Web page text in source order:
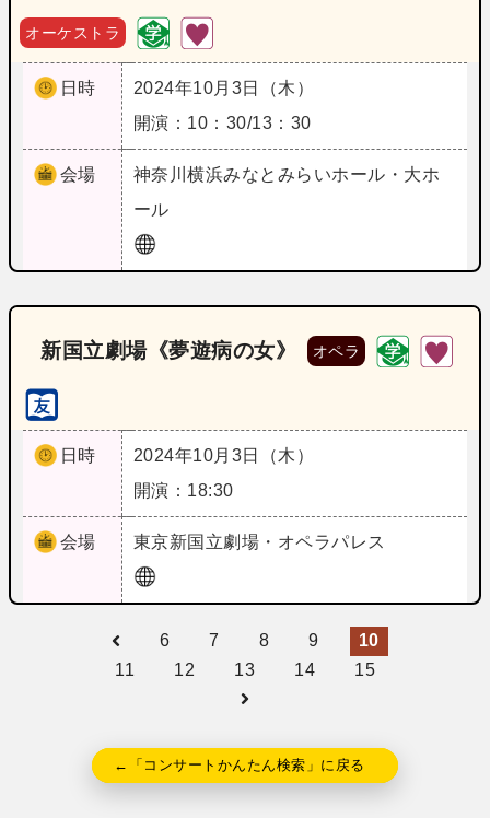
オーケストラ
日時
2024年10月3日（木）
開演：10：30/13：30
会場 神奈川横浜みなとみらいホール・大ホ
ール
新国立劇場《夢遊病の女》 オペラ
日時
2024年10月3日（木）
開演：18:30
会場 東京新国立劇場・オペラパレス
6 7 8 9
10
11
12 13 14 15
←「コンサートかんたん検索」に戻る